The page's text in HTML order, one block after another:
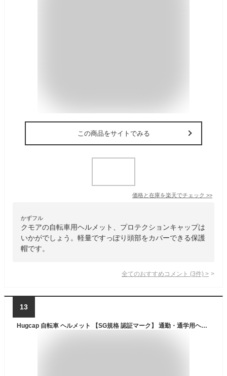
この商品をサイトでみる
価格と在庫を楽天でチェック >>
かずフル
クモアの自転車用ヘルメット、プロテクションキャップは
いかがでしょう。軽量ですっぽり頭部をカバーできる保護
帽です。
全てのおすすめコメント (3件) >
13
Hugcap 自転車 ヘルメット 【SG規格 認証マーク】 通勤・通学用ヘルメット 小学生 中学生 高校生 大人 男女兼用 調節可能 軽量 義務化対応